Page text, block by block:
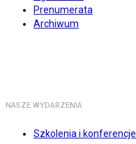
Prenumerata
Archiwum
NASZE WYDARZENIA
Szkolenia i konferencje